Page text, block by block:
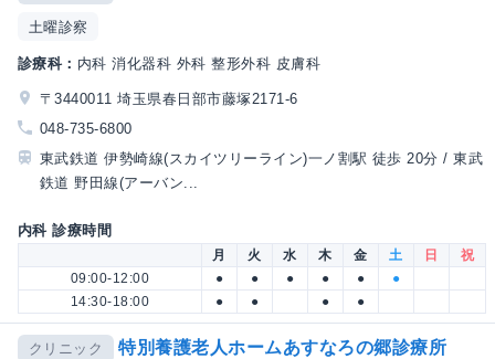
土曜診察
診療科： 内科 消化器科 外科 整形外科 皮膚科
〒3440011 埼玉県春日部市藤塚2171-6
048-735-6800
東武鉄道 伊勢崎線(スカイツリーライン)一ノ割駅 徒歩 20分 / 東武
鉄道 野田線(アーバン...
内科 診療時間
月 火 水 木 金 土 日
祝
09:00-12:00
● ● ● ● ●
●
14:30-18:00
● ● ● ●
クリニック 特別養護老人ホームあすなろの郷診療所